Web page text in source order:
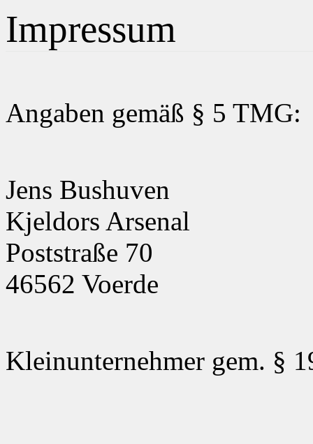
Impressum
Angaben gemäß § 5 TMG:
Jens Bushuven
Kjeldors Arsenal
Poststraße 70
46562 Voerde
Kleinunternehmer gem. §